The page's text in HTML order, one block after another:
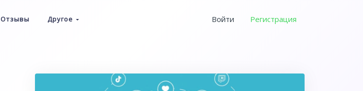
Отзывы Другое Войти Регистрация